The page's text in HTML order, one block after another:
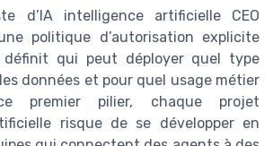
d’IA intelligence artificielle CEO
politique d’autorisation explicite
qui peut déployer quel type
données et pour quel usage métier
premier pilier, chaque projet
risque de se développer en